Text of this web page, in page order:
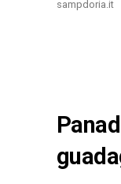
sampdoria.it